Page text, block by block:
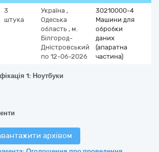
3
штука
Україна ,
Одеська
область , м.
Білгород-
Дністровський
по 12-06-2026
30210000-4
Машини для
обробки
даних
(апаратна
частина)
1: Ноутбуки
архівом